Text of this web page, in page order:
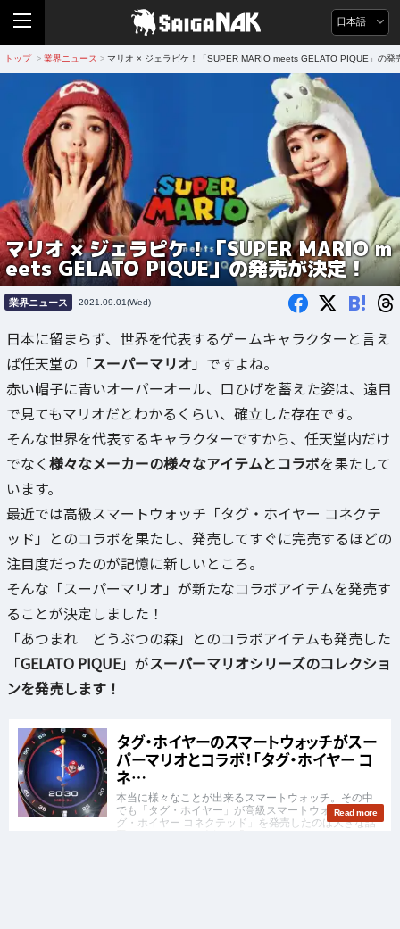
日本語
トップ > 業界ニュース > マリオ × ジェラピケ！「SUPER MARIO meets GELATO PIQUE」の発
マリオ × ジェラピケ！「SUPER MARIO m
eets GELATO PIQUE」の発売が決定！
業界ニュース 2021.09.01(Wed) B!
日本に留まらず、世界を代表するゲームキャラクターと言え
ば任天堂の「スーパーマリオ」ですよね。
赤い帽子に青いオーバーオール、口ひげを蓄えた姿は、遠目
で見てもマリオだとわかるくらい、確立した存在です。
そんな世界を代表するキャラクターですから、任天堂内だけ
でなく 様々なメーカーの様々なアイテムとコラボを果たして
います。
最近では高級スマートウォッチ「タグ・ホイヤー コネクテ
ッド」とのコラボを果たし、発売してすぐに完売するほどの
注目度だったのが記憶に新しいところ。
そんな「スーパーマリオ」が新たなコラボアイテムを発売す
ることが決定しました！
「あつまれ どうぶつの森」とのコラボアイテムも発売した
「GELATO PIQUE」がスーパーマリオシリーズのコレクショ
ンを発売します！